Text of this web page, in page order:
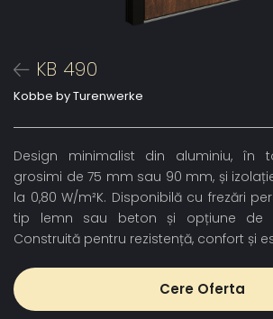
KB 490
Kobbe by Turenwerke
Design minimalist din aluminiu, în
grosimi de 75 mm sau 90 mm, și
la 0,80 W/m²K. Disponibilă cu frezări
tip lemn sau beton și opțiune de
Construită pentru rezistență, confort și
Cere Oferta